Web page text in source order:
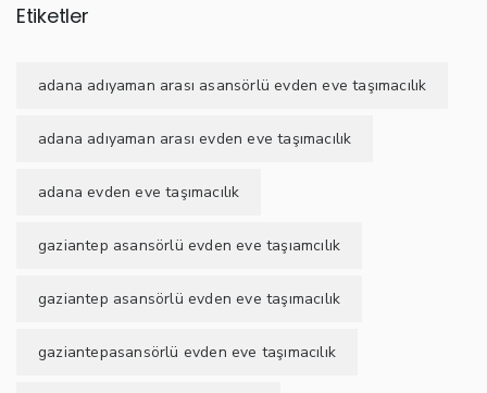
Etiketler
adana adıyaman arası asansörlü evden eve taşımacılık
adana adıyaman arası evden eve taşımacılık
adana evden eve taşımacılık
gaziantep asansörlü evden eve taşıamcılık
gaziantep asansörlü evden eve taşımacılık
gaziantepasansörlü evden eve taşımacılık